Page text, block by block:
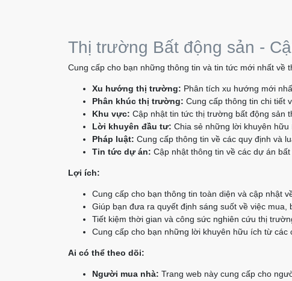
Thị trường Bất động sản -
Cung cấp cho bạn những thông tin và tin tức mới nhất về
Xu hướng thị trường: Phân tích xu hướng mới
Phân khúc thị trường: Cung cấp thông tin chi tiết
Khu vực: Cập nhật tin tức thị trường bất động sản
Lời khuyên đầu tư: Chia sẻ những lời khuyên
Pháp luật: Cung cấp thông tin về các quy định và
Tin tức dự án: Cập nhật thông tin về các dự án
Lợi ích:
Cung cấp cho bạn thông tin toàn diện và cập nhật
Giúp bạn đưa ra quyết định sáng suốt về việc mua,
Tiết kiệm thời gian và công sức nghiên cứu thị
Cung cấp cho bạn những lời khuyên hữu ích từ các
Ai có thể theo dõi:
Người mua nhà: Trang web này cung cấp cho